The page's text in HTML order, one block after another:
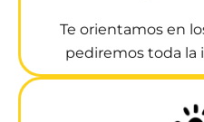
Te orientamos en
pediremos toda la